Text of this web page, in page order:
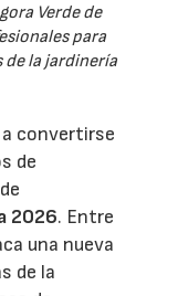
Verde de
para
la jardinería
a convertirse
de
2026. Entre
una nueva
de la